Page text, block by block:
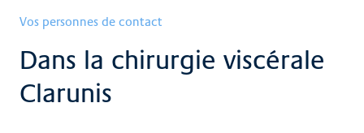
Vos personnes de contact
Dans la chirurgie viscérale
Clarunis